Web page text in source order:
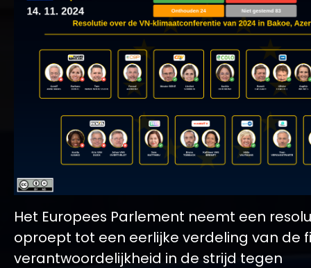
Het Europees Parlement neemt een
oproept tot een eerlijke verdeling van de
verantwoordelijkheid in de strijd tegen